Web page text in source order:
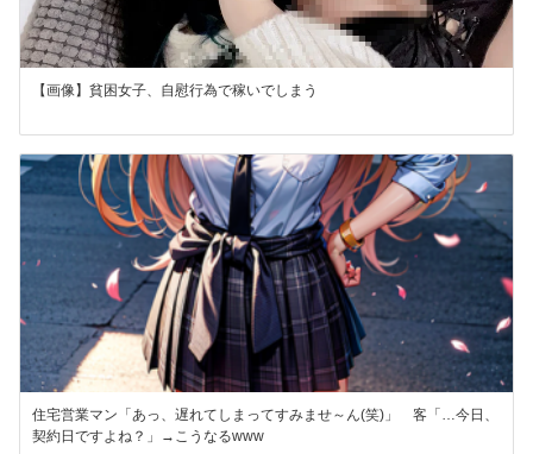
【画像】貧困女子、自慰行為で稼いでしまう
住宅営業マン「あっ、遅れてしまってすみませ～ん(笑)」 客「…今日、
契約日ですよね？」→こうなるwww